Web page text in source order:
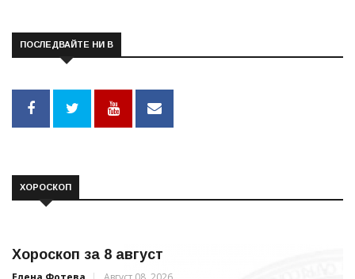
ПОСЛЕДВАЙТЕ НИ В
ХОРОСКОП
Хороскоп за 8 август